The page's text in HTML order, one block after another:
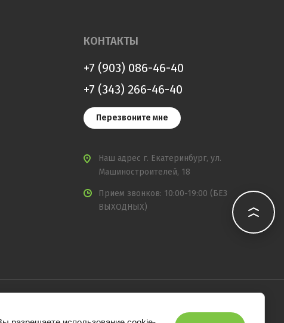
КОНТАКТЫ
+7 (903) 086-46-40
+7 (343) 266-46-40
Перезвоните мне
Наш адрес г. Екатеринбург, ул.
Машиностроителей, 18
Прием звонков: 10:00-19:00 (БЕЗ
ВЫХОДНЫХ)